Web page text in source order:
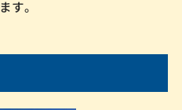
ます。